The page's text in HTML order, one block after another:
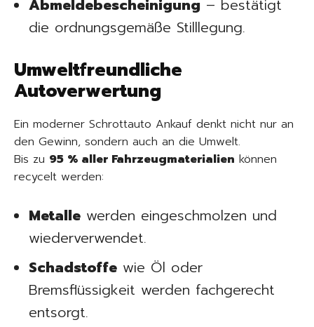
Abmeldebescheinigung – bestätigt
die ordnungsgemäße Stilllegung.
Umweltfreundliche
Autoverwertung
Ein moderner Schrottauto Ankauf denkt nicht nur an
den Gewinn, sondern auch an die Umwelt.
Bis zu 95 % aller Fahrzeugmaterialien können
recycelt werden:
Metalle werden eingeschmolzen und
wiederverwendet.
Schadstoffe wie Öl oder
Bremsflüssigkeit werden fachgerecht
entsorgt.